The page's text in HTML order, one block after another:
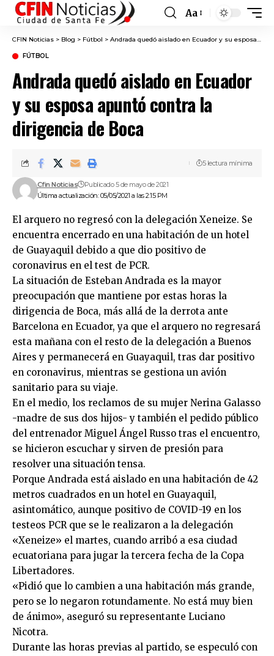
Font
Resizer
Aa
CFIN Noticias > Blog > Fútbol > Andrada quedó aislado en Ecuador y su esposa apuntó contra la dirigencia de Boca
FÚTBOL
Andrada quedó aislado en Ecuador
y su esposa apuntó contra la
dirigencia de Boca
Última actualización: 05/05/2021 a las 2:15 PM
Cfin Noticias Publicado 5 de mayo de 2021
5 lectura mínima
El arquero no regresó con la delegación Xeneize. Se
encuentra encerrado en una habitación de un hotel
de Guayaquil debido a que dio positivo de
coronavirus en el test de PCR.
La situación de Esteban Andrada es la mayor
preocupación que mantiene por estas horas la
dirigencia de Boca, más allá de la derrota ante
Barcelona en Ecuador, ya que el arquero no regresará
esta mañana con el resto de la delegación a Buenos
Aires y permanecerá en Guayaquil, tras dar positivo
en coronavirus, mientras se gestiona un avión
sanitario para su viaje.
En el medio, los reclamos de su mujer Nerina Galasso
-madre de sus dos hijos- y también el pedido público
del entrenador Miguel Ángel Russo tras el encuentro,
se hicieron escuchar y sirven de presión para
resolver una situación tensa.
Porque Andrada está aislado en una habitación de 42
metros cuadrados en un hotel en Guayaquil,
asintomático, aunque positivo de COVID-19 en los
testeos PCR que se le realizaron a la delegación
«Xeneize» el martes, cuando arribó a esa ciudad
ecuatoriana para jugar la tercera fecha de la Copa
Libertadores.
«Pidió que lo cambien a una habitación más grande,
pero se lo negaron rotundamente. No está muy bien
de ánimo», aseguró su representante Luciano
Nicotra.
Durante las horas previas al partido, se especuló con